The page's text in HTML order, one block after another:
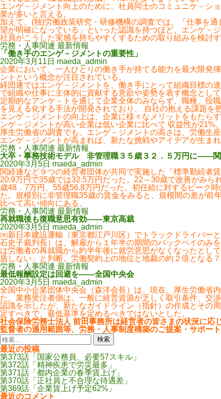
エンゲ－ジメント向上のために、社員同士のコミュニケ－シ
業が多いと言える。
加えて、(独)労働政策研究・研修機構の調査では、「仕事を
望が明確になっている」といった認識を持つほど、エンゲ－
社員がこうした実感を持ちやすくするための取り組みを検討
労務・人事関連 最新情報
「働き手のエンゲ－ジメントの重要性」
2020年3月11日 maeda_admin
企業において、一人ひとりの働き手が持てる能力を最大限発
ントという概念が注目されている。
経団連ではエンゲ－ジメントを、働き手にとって組織目標の
で組織や仕事に主体的に貢献する意欲や姿勢を表す概念とし
定期的なアンケ－トを通じて企業全体のみならず、職種、役
を見える化する手法が開発されており、 自社の抱える課題
エンゲ－ジメントの向上は、企業に様々なメリットをもたら
ンゲ－ジメントが高い企業は低い企業に比べて 収益性が
厚生労働省の調査でも、エンゲ－ジメントの高さは、労働生
エンゲ－ジメントが高まれば、新たな挑戦やアイデアが生ま
労務・人事関連 最新情報
大卒・事務技術モデル 非管理職３５歳３２．５万円に――関
2020年3月5日 maeda_admin
関経連など９つの経営者団体が共同で実施した「標準勤続者
20.9万円で35歳では32.5万円だった。22～30歳で改善がみ
歳48．7万円、55歳56.8万円だった。初任給に対するピーク
た。規模別に非管理職35歳の賃金をみると、規模間の差が前
比べて高い傾向にある。
労務・人事関連 最新情報
再就職後も復職意思有効――東京高裁
2020年3月5日 maeda_admin
㈲新日本建設運輸（東京都江戸川区）でトラックドライバー
石史子裁判長）は、解雇から１年半の期間のバックペイのみ
は労働者の再就職から約半年後に就労意思がなくなったとし
盾しない」と判断。労働契約上の地位と地裁の約２倍となる
労務・人事関連 最新情報
最低報酬設定は回避を――全国中央会
2020年3月5日 maeda_admin
全国中小企業団体中央会（森洋会長）は、現在、厚生労働省
た。業務受注者側は、一般に経営資源が乏しく取引条件、交
認識を示したが、新たなガイドライン（指針）の作成とその
定すべきで、最低基準を定めるべきではないとした。
社会保険労務士法人 前田事務所は経営者の皆さまの状況に
監督者の適用範囲等、労務・人事制度構築のご提案・サポー
検
索:
最近の投稿
第373話「国家公務員、必要57スキル」
第372話「精神疾患で労災最多」
第371話「都内企業の春季賃上げ」
第370話「正社員と不合理な待遇差」
第369話「企業賃上げ予定62%」
最近のコメント